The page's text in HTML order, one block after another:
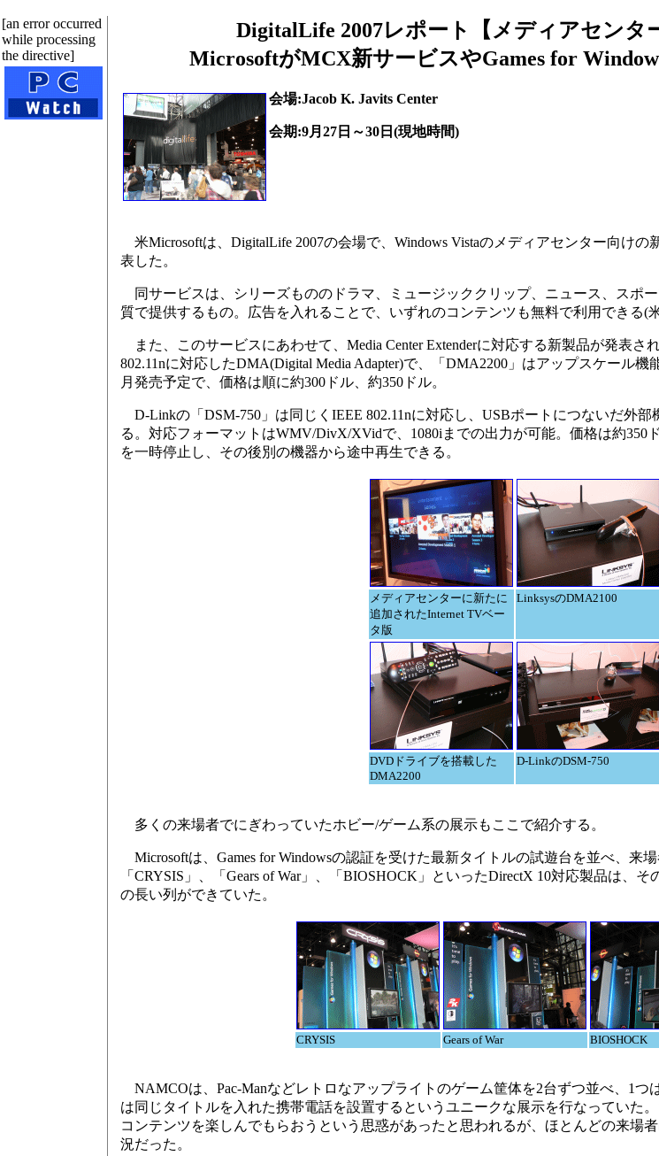
[an error occurred
while processing
the directive]
DigitalLife 2007レポート【メディアセンタ
MicrosoftがMCX新サービスやGames for
会場:Jacob K. Javits Center
会期:9月27日～30日(現地時間)
米Microsoftは、DigitalLife 2007の会場で、Windows Vistaのメディアセンター向けの
表した。
同サービスは、シリーズもののドラマ、ミュージッククリップ、ニュース、スポ
質で提供するもの。広告を入れることで、いずれのコンテンツも無料で利用できる(
また、このサービスにあわせて、Media Center Extenderに対応する新製品が発表さ
802.11nに対応したDMA(Digital Media Adapter)で、「DMA2200」はアップスケール
月発売予定で、価格は順に約300ドル、約350ドル。
D-Linkの「DSM-750」は同じくIEEE 802.11nに対応し、USBポートにつないだ外
る。対応フォーマットはWMV/DivX/XVidで、1080iまでの出力が可能。価格は約350
を一時停止し、その後別の機器から途中再生できる。
メディアセンターに新たに
追加されたInternet TVベー
タ版
LinksysのDMA2100
DVDドライブを搭載した
DMA2200
D-LinkのDSM-750
多くの来場者でにぎわっていたホビー/ゲーム系の展示もここで紹介する。
Microsoftは、Games for Windowsの認証を受けた最新タイトルの試遊台を並べ、来
「CRYSIS」、「Gears of War」、「BIOSHOCK」といったDirectX 10対応製品は、
の長い列ができていた。
CRYSIS Gears of War BIOSHOCK
NAMCOは、Pac-Manなどレトロなアップライトのゲーム筐体を2台ずつ並べ、1つ
は同じタイトルを入れた携帯電話を設置するというユニークな展示を行なっていた
コンテンツを楽しんでもらおうという思惑があったと思われるが、ほとんどの来場
況だった。